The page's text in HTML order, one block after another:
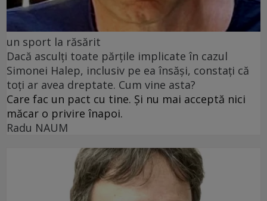
un sport la răsărit
Dacă asculți toate părțile implicate în cazul
Simonei Halep, inclusiv pe ea însăși, constați că
toți ar avea dreptate. Cum vine asta?
Care fac un pact cu tine. Și nu mai acceptă nici
măcar o privire înapoi.
Radu NAUM